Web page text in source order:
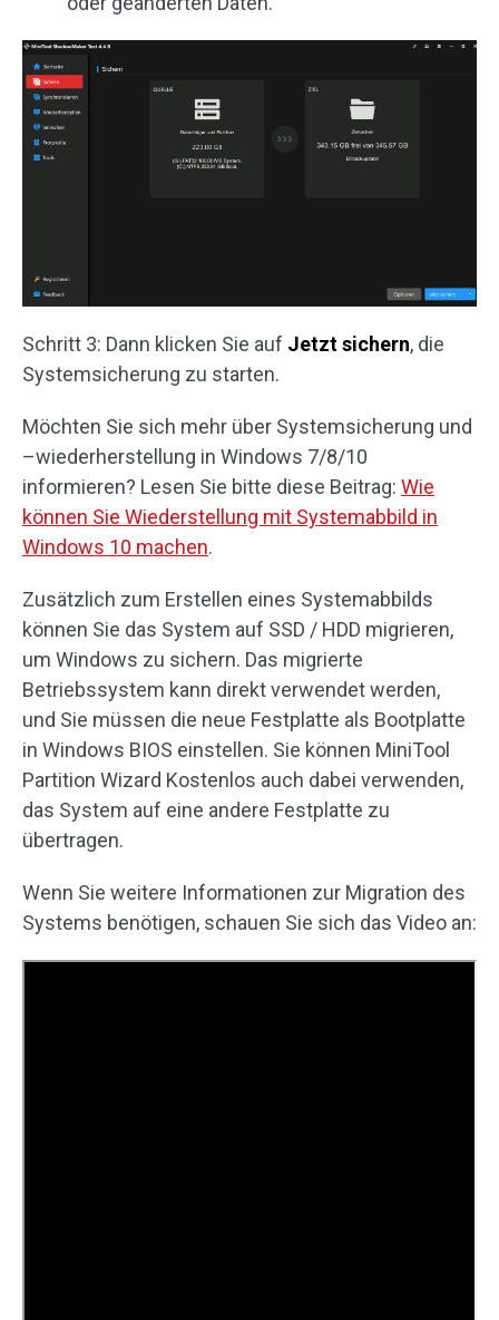
Schritt 3: Dann klicken Sie auf Jetzt sichern, die
Systemsicherung zu starten.
Möchten Sie sich mehr über Systemsicherung und
–wiederherstellung in Windows 7/8/10
informieren? Lesen Sie bitte diese Beitrag: Wie
können Sie Wiederstellung mit Systemabbild in
Windows 10 machen.
Zusätzlich zum Erstellen eines Systemabbilds
können Sie das System auf SSD / HDD migrieren,
um Windows zu sichern. Das migrierte
Betriebssystem kann direkt verwendet werden,
und Sie müssen die neue Festplatte als Bootplatte
in Windows BIOS einstellen. Sie können MiniTool
Partition Wizard Kostenlos auch dabei verwenden,
das System auf eine andere Festplatte zu
übertragen.
Wenn Sie weitere Informationen zur Migration des
Systems benötigen, schauen Sie sich das Video an: